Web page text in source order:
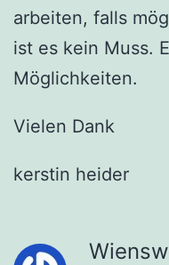
arbeiten, falls
ist es kein Muss.
Möglichkeiten.
Vielen Dank
kerstin heider